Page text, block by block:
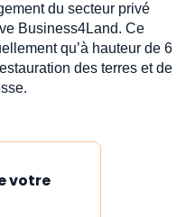
du secteur privé
Business4Land. Ce
qu’à hauteur de 6
des terres et de
votre